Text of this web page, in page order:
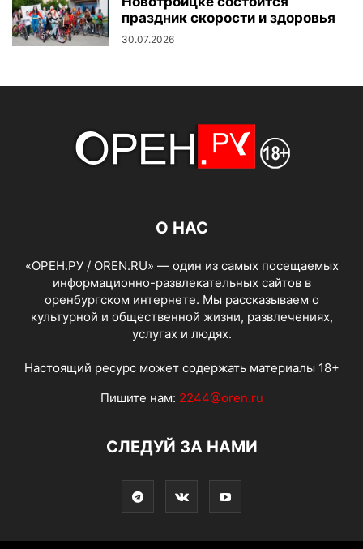
праздник скорости и здоровья
30.07.2026
О НАС
«ОРЕН.РУ / OREN.RU» — один из самых посещаемых
информационно-развлекательных сайтов в
оренбургском интернете. Мы рассказываем о
культурной и общественной жизни, развлечениях,
услугах и людях.
Настоящий ресурс может содержать материалы 18+
Пишите нам: 2244@oren.ru
СЛЕДУЙ ЗА НАМИ